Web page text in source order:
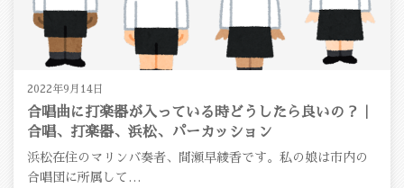
2022年9月14日
合唱曲に打楽器が入っている時どうしたら良いの？｜
合唱、打楽器、浜松、パーカッション
浜松在住のマリンバ奏者、間瀬早綾香です。私の娘は市内の
合唱団に所属して…